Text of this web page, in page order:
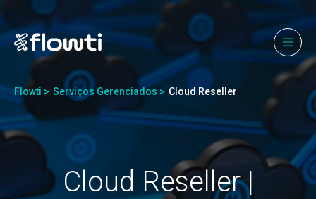
Flowti > Serviços Gerenciados > Cloud Reseller
Cloud Reseller |